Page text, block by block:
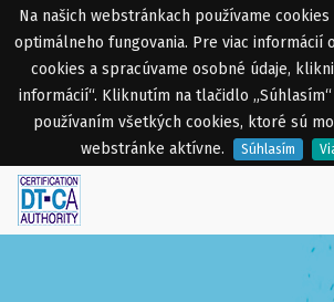
Na našich webstránkach používame
optimálneho fungovania. Pre viac informácií
cookies a spracúvame osobné údaje,
informácií“. Kliknutím na tlačidlo
používaním všetkých cookies, ktoré sú
webstránke aktívne.
Súhlasím